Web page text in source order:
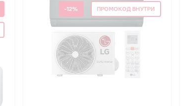
-12% ПРОМОКОД ВНУТРИ